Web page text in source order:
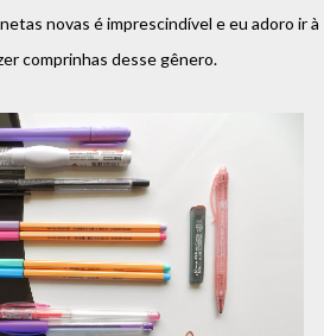
novas é imprescindível e eu adoro ir à
comprinhas desse gênero.